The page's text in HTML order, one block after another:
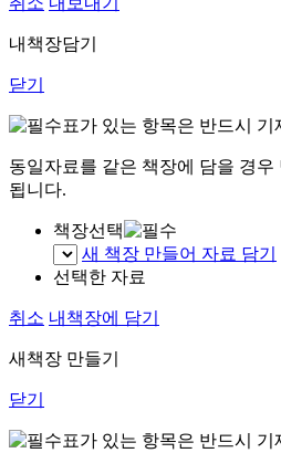
내책장담기
닫기
표가 있는 항목은 반드시
동일자료를 같은 책장에 담을 경
됩니다.
책장선택
새 책장 만들어 자료 담기
선택한 자료
취소 내책장에 담기
새책장 만들기
닫기
표가 있는 항목은 반드시